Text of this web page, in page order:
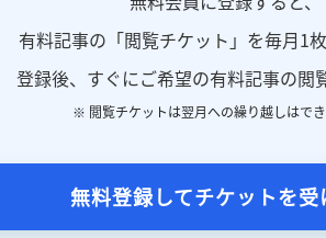
有料記事の「閲覧チケット」を毎月1枚
登録後、すぐにご希望の有料記事の閲
※ 閲覧チケットは翌月への繰り越しはでき
無料登録してチケットを受